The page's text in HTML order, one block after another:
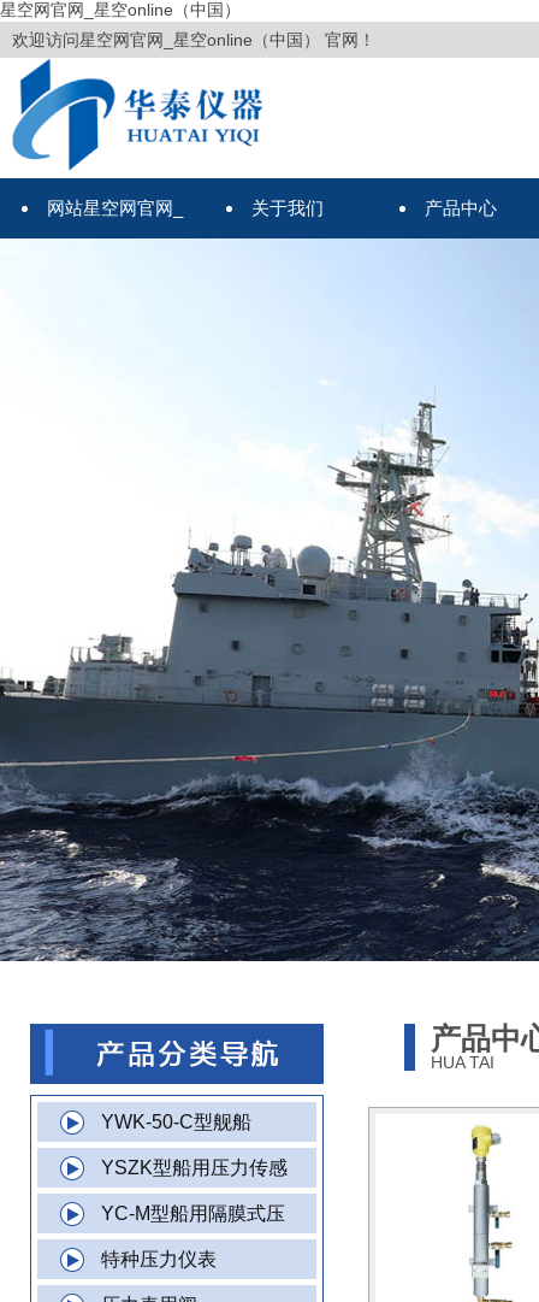
星空网官网_星空online（中国）
欢迎访问星空网官网_星空online（中国） 官网！
网站星空网官网_ 关于我们 产品中心
YWK-50-C型舰船
YSZK型船用压力传感
YC-M型船用隔膜式压
特种压力仪表
产品中
HUA TAI